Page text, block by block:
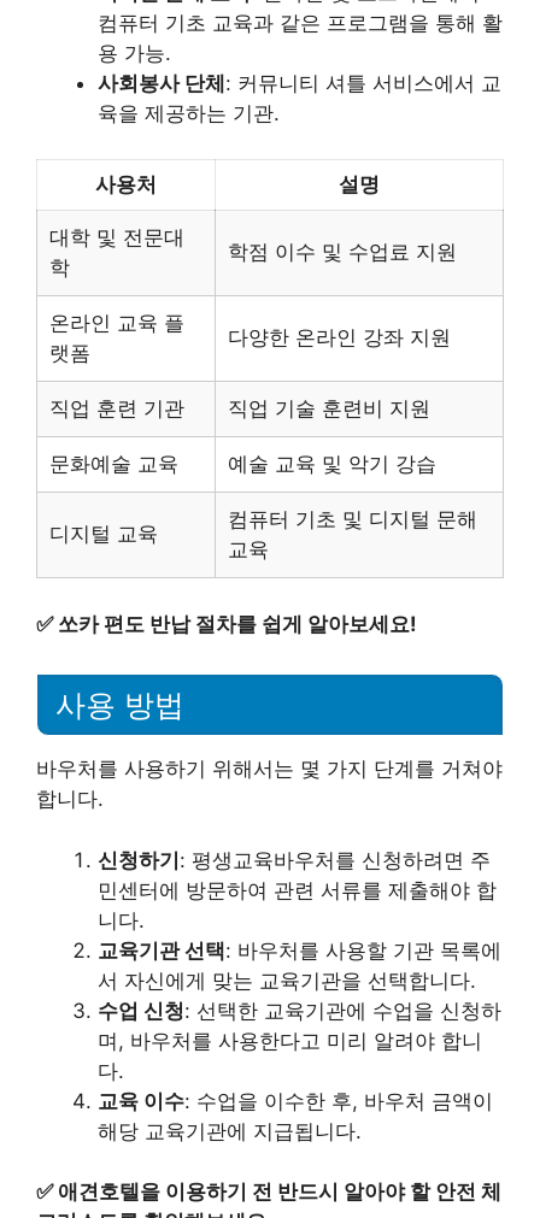
컴퓨터 기초 교육과 같은 프로그램을 통해 활
용 가능.
사회봉사 단체: 커뮤니티 셔틀 서비스에서 교
육을 제공하는 기관.
사용처 설명
대학 및 전문대
학
학점 이수 및 수업료 지원
온라인 교육 플
랫폼
다양한 온라인 강좌 지원
직업 훈련 기관 직업 기술 훈련비 지원
문화예술 교육 예술 교육 및 악기 강습
디지털 교육
컴퓨터 기초 및 디지털 문해
교육
✅ 쏘카 편도 반납 절차를 쉽게 알아보세요!
사용 방법
바우처를 사용하기 위해서는 몇 가지 단계를 거쳐야
합니다.
신청하기: 평생교육바우처를 신청하려면 주
민센터에 방문하여 관련 서류를 제출해야 합
니다.
교육기관 선택: 바우처를 사용할 기관 목록에
서 자신에게 맞는 교육기관을 선택합니다.
수업 신청: 선택한 교육기관에 수업을 신청하
며, 바우처를 사용한다고 미리 알려야 합니
다.
교육 이수: 수업을 이수한 후, 바우처 금액이
해당 교육기관에 지급됩니다.
✅ 애견호텔을 이용하기 전 반드시 알아야 할 안전 체